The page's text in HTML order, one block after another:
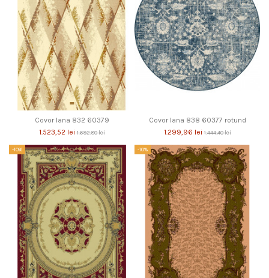
Covor lana 832 60379
1.523,52 lei 1.692,80 lei
Covor lana 838 60377 rotund
1.299,96 lei 1.444,40 lei
-10% -10%